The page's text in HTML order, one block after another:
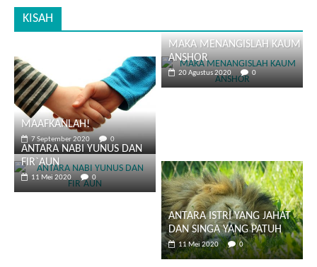
KISAH
MAAFKANLAH!
7 September 2020 0
MAKA MENANGISLAH KAUM
ANSHOR
20 Agustus 2020 0
ANTARA NABI YUNUS DAN
FIR`AUN
11 Mei 2020 0
ANTARA ISTRI YANG JAHAT
DAN SINGA YANG PATUH
11 Mei 2020 0